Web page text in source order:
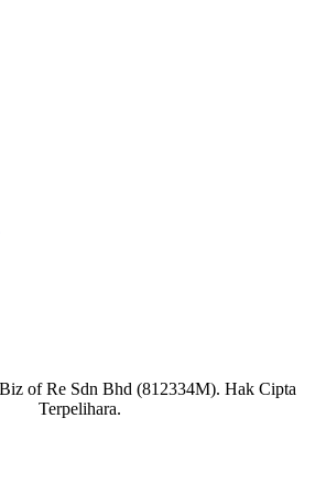
of Re Sdn Bhd (812334M). Hak Cipta
Terpelihara.